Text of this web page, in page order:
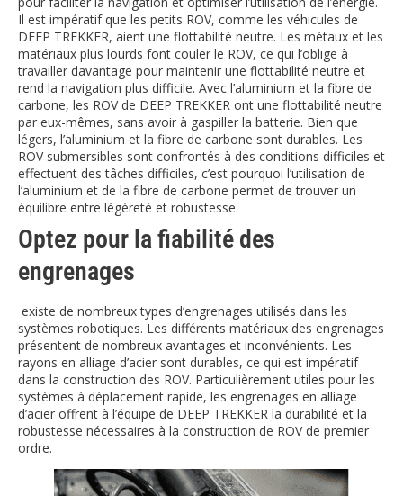
Il est impératif que les petits ROV, comme les véhicules de
DEEP TREKKER, aient une flottabilité neutre. Les métaux et les
matériaux plus lourds font couler le ROV, ce qui l’oblige à
travailler davantage pour maintenir une flottabilité neutre et
rend la navigation plus difficile. Avec l’aluminium et la fibre de
carbone, les ROV de DEEP TREKKER ont une flottabilité neutre
par eux-mêmes, sans avoir à gaspiller la batterie. Bien que
légers, l’aluminium et la fibre de carbone sont durables. Les
ROV submersibles sont confrontés à des conditions difficiles et
effectuent des tâches difficiles, c’est pourquoi l’utilisation de
l’aluminium et de la fibre de carbone permet de trouver un
équilibre entre légèreté et robustesse.
Optez pour la fiabilité des
engrenages
existe de nombreux types d’engrenages utilisés dans les
systèmes robotiques. Les différents matériaux des engrenages
présentent de nombreux avantages et inconvénients. Les
rayons en alliage d’acier sont durables, ce qui est impératif
dans la construction des ROV. Particulièrement utiles pour les
systèmes à déplacement rapide, les engrenages en alliage
d’acier offrent à l’équipe de DEEP TREKKER la durabilité et la
robustesse nécessaires à la construction de ROV de premier
ordre.